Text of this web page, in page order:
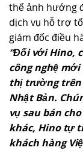
thể ảnh hướng
dịch vụ hỗ trợ
giám đốc điều
“Đối với Hino,
công nghệ
thị trường trên
Nhật Bản.
vụ sau bán
khác, Hino tự
khách hàng